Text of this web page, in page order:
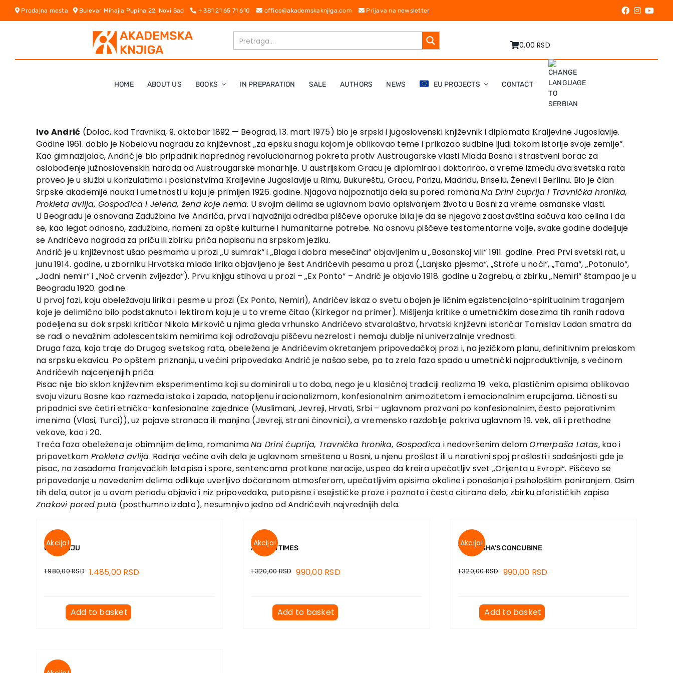
Skip
Prodajna mesta Bulevar Mihajla Pupina 22, Novi Sad + 381 21 65 71 610 office@akademskaknjiga.com Prijava na newsletter
0,00 RSD
HOME ABOUT US BOOKS IN PREPARATION SALE AUTHORS NEWS EU PROJECTS CONTACT
Ivo Andrić (Dolac, kod Travnika, 9. oktobar 1892 — Beograd, 13. mart 1975) bio je srpski i jugoslovenski književnik i diplomata Кraljevine Jugoslavije.
Godine 1961. dobio je Nobelovu nagradu za književnost „za epsku snagu kojom je oblikovao teme i prikazao sudbine ljudi tokom istorije svoje zemlje“.
Кao gimnazijalac, Andrić je bio pripadnik naprednog revolucionarnog pokreta protiv Austrougarske vlasti Mlada Bosna i strastveni borac za
oslobođenje južnoslovenskih naroda od Austrougarske monarhije. U austrijskom Gracu je diplomirao i doktorirao, a vreme između dva svetska rata
proveo je u službi u konzulatima i poslanstvima Кraljevine Jugoslavije u Rimu, Bukureštu, Gracu, Parizu, Madridu, Briselu, Ženevi i Berlinu. Bio je član
Srpske akademije nauka i umetnosti u koju je primljen 1926. godine. Njagova najpoznatija dela su pored romanaNa Drini ćuprija i Travnička hronika,
Prokleta avlija, Gospođica i Jelena, žena koje nema. U svojim delima se uglavnom bavio opisivanjem života u Bosni za vreme osmanske vlasti.
U Beogradu je osnovana Zadužbina Ive Andrića, prva i najvažnija odredba piščeve oporuke bila je da se njegova zaostavština sačuva kao celina i da
se, kao legat odnosno, zadužbina, nameni za opšte kulturne i humanitarne potrebe. Na osnovu piščeve testamentarne volje, svake godine dodeljuje
se Andrićeva nagrada za priču ili zbirku priča napisanu na srpskom jeziku.
Andrić je u književnost ušao pesmama u prozi „U sumrak“ i „Blaga i dobra mesečina“ objavljenim u „Bosanskoj vili“ 1911. godine. Pred Prvi svetski rat, u
junu 1914. godine, u zborniku Hrvatska mlada lirika objavljeno je šest Andrićevih pesama u prozi („Lanjska pjesma“, „Strofe u noći“, „Tama“, „Potonulo“,
„Jadni nemir“ i „Noć crvenih zvijezda“). Prvu knjigu stihova u prozi – „Ex Ponto“ – Andrić je objavio 1918. godine u Zagrebu, a zbirku „Nemiri“ štampao je u
Beogradu 1920. godine.
U prvoj fazi, koju obeležavaju lirika i pesme u prozi (Ex Ponto, Nemiri), Andrićev iskaz o svetu obojen je ličnim egzistencijalno-spiritualnim traganjem
koje je delimično bilo podstaknuto i lektirom koju je u to vreme čitao (Кirkegor na primer). Mišljenja kritike o umetničkim dosezima tih ranih radova
podeljena su: dok srpski kritičar Nikola Mirković u njima gleda vrhunsko Andrićevo stvaralaštvo, hrvatski književni istoričar Tomislav Ladan smatra da
se radi o nevažnim adolescentskim nemirima koji odražavaju piščevu nezrelost i nemaju dublje ni univerzalnije vrednosti.
Druga faza, koja traje do Drugog svetskog rata, obeležena je Andrićevim okretanjem pripovedačkoj prozi i, na jezičkom planu, definitivnim prelaskom
na srpsku ekavicu. Po opštem priznanju, u većini pripovedaka Andrić je našao sebe, pa ta zrela faza spada u umetnički najproduktivnije, s većinom
Andrićevih najcenjenijih priča.
Pisac nije bio sklon književnim eksperimentima koji su dominirali u to doba, nego je u klasičnoj tradiciji realizma 19. veka, plastičnim opisima oblikovao
svoju vizuru Bosne kao razmeđa istoka i zapada, natopljenu iracionalizmom, konfesionalnim animozitetom i emocionalnim erupcijama. Ličnosti su
pripadnici sve četiri etničko-konfesionalne zajednice (Muslimani, Jevreji, Hrvati, Srbi – uglavnom prozvani po konfesionalnim, često pejorativnim
imenima (Vlasi, Turci)), uz pojave stranaca ili manjina (Jevreji, strani činovnici), a vremensko razdoblje pokriva uglavnom 19. vek, ali i prethodne
vekove, kao i 20.
Treća faza obeležena je obimnijim delima, romanimaNa Drini ćuprija, Travnička hronika, Gospođica i nedovršenim delomOmerpaša Latas, kao i
pripovetkom Prokleta avlija. Radnja većine ovih dela je uglavnom smeštena u Bosni, u njenu prošlost ili u narativni spoj prošlosti i sadašnjosti gde je
pisac, na zasadama franjevačkih letopisa i spore, sentencama protkane naracije, uspeo da kreira upečatljiv svet „Orijenta u Evropi“. Piščevo se
pripovedanje u navedenim delima odlikuje uverljivo dočaranom atmosferom, upečatljivim opisima okoline i ponašanja i psihološkim poniranjem. Osim
tih dela, autor je u ovom periodu objavio i niz pripovedaka, putopisne i esejističke proze i poznato i često citirano delo, zbirku aforističkih zapisa
Znakovi pored puta (posthumno izdato), nesumnjivo jedno od Andrićevih najvrednijih dela.
Akcija!
O PISANJU
1.980,00RSD 1.485,00 RSD
Add to basket
Akcija!
ANIKA’S TIMES
1.320,00RSD 990,00 RSD
Add to basket
Akcija!
THE PASHA’S CONCUBINE
1.320,00RSD 990,00 RSD
Add to basket